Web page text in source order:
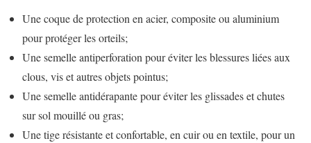
Une coque de protection en acier, composite ou aluminium
pour protéger les orteils;
Une semelle antiperforation pour éviter les blessures liées aux
clous, vis et autres objets pointus;
Une semelle antidérapante pour éviter les glissades et chutes
sur sol mouillé ou gras;
Une tige résistante et confortable, en cuir ou en textile, pour un